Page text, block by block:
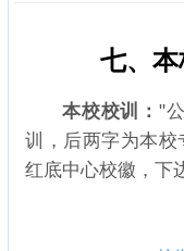
七、本
本校校训： "
训，后两字为本校
红底中心校徽，下